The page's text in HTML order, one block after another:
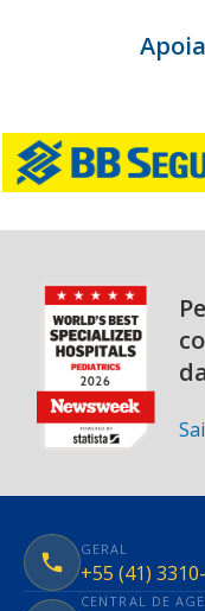
GERAL
+55 (41)
CENTRAL DE